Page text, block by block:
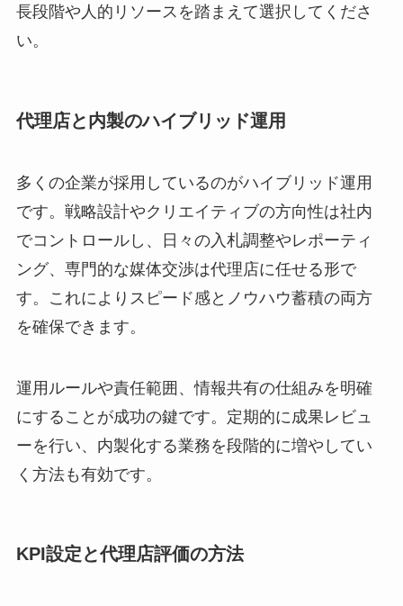
長段階や人的リソースを踏まえて選択してくださ
い。
代理店と内製のハイブリッド運用
多くの企業が採用しているのがハイブリッド運用
です。戦略設計やクリエイティブの方向性は社内
でコントロールし、日々の入札調整やレポーティ
ング、専門的な媒体交渉は代理店に任せる形で
す。これによりスピード感とノウハウ蓄積の両方
を確保できます。
運用ルールや責任範囲、情報共有の仕組みを明確
にすることが成功の鍵です。定期的に成果レビュ
ーを行い、内製化する業務を段階的に増やしてい
く方法も有効です。
KPI設定と代理店評価の方法